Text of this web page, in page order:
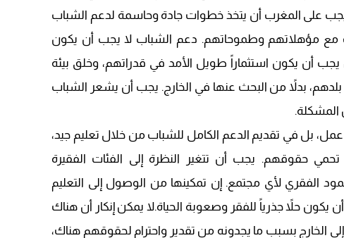
على المغرب أن يتخذ خطوات جادة وحاسمة لدعم الشباب
مؤهلاتهم وطموحاتهم. دعم الشباب لا يجب أن يكون
أن يكون استثماراً طويل الأمد في قدراتهم، وخلق بيئة
بدلاً من البحث عنها في الخارج. يجب أن يشعر الشباب
المشكلة.
بل في تقديم الدعم الكامل للشباب من خلال تعليم جيد،
حقوقهم. يجب أن تتغير النظرة إلى الفئات الفقيرة
الفقري لأي مجتمع. إن تمكينها من الوصول إلى التعليم
يكون حلاً جذرياً للفقر وصعوبة الحياة.لا يمكن إنكار أن هناك
الخارج بسبب ما يجدونه من تقدير واحترام لحقوقهم هناك،